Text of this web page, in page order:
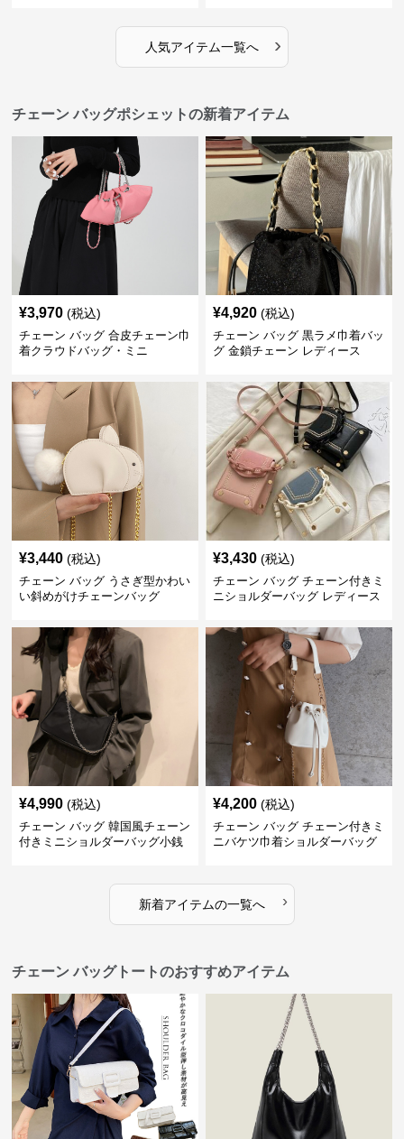
人気アイテム一覧へ ›
チェーン バッグポシェットの新着アイテム
¥3,970 (税込)
チェーン バッグ 合皮チェーン巾
着クラウドバッグ・ミニ
¥4,920 (税込)
チェーン バッグ 黒ラメ巾着バッ
グ 金鎖チェーン レディース
¥3,440 (税込)
チェーン バッグ うさぎ型かわい
い斜めがけチェーンバッグ
¥3,430 (税込)
チェーン バッグ チェーン付きミ
ニショルダーバッグ レディース
¥4,990 (税込)
チェーン バッグ 韓国風チェーン
付きミニショルダーバッグ小銭
¥4,200 (税込)
チェーン バッグ チェーン付きミ
ニバケツ巾着ショルダーバッグ
新着アイテムの一覧へ ›
チェーン バッグトートのおすすめアイテム